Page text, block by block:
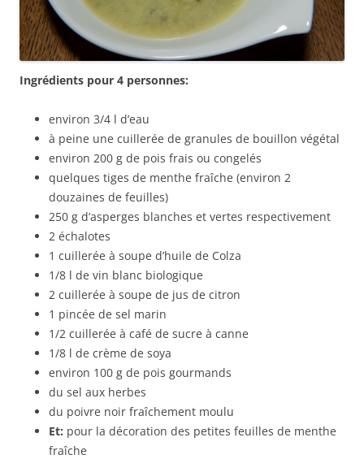
Ingrédients pour 4 personnes:
environ 3/4 l d’eau
à peine une cuillerée de granules de bouillon végétal
environ 200 g de pois frais ou congelés
quelques tiges de menthe fraîche (environ 2
douzaines de feuilles)
250 g d’asperges blanches et vertes respectivement
2 échalotes
1 cuillerée à soupe d’huile de Colza
1/8 l de vin blanc biologique
2 cuillerée à soupe de jus de citron
1 pincée de sel marin
1/2 cuillerée à café de sucre à canne
1/8 l de crème de soya
environ 100 g de pois gourmands
du sel aux herbes
du poivre noir fraîchement moulu
Et: pour la décoration des petites feuilles de menthe
fraîche